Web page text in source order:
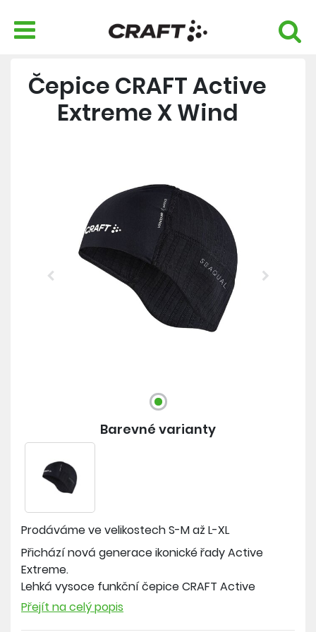
Čepice CRAFT Active
Extreme X Wind
Previous Next
Přichází nová generace ikonické řady Active
Extreme.
Lehká vysoce funkční čepice CRAFT Active
Extreme X s membránou je určena na sportovní
Přejít na celý popis
Prodáváme ve velikostechS-M až L-XL
Barevné varianty